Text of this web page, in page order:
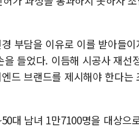
부담을 이유로 이를 받아들
들었다. 이듬해 시공사 재선
드 브랜드를 제시해야 한다
대 남녀 1만7100명을 대상으